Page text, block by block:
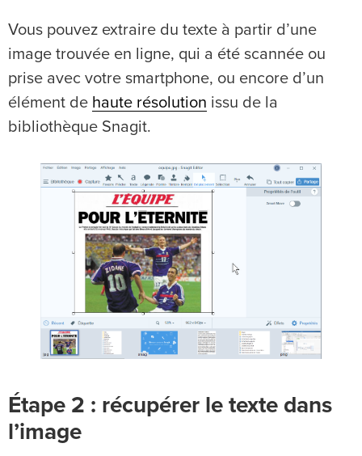
Vous pouvez extraire du texte à partir d’une
image trouvée en ligne, qui a été scannée ou
prise avec votre smartphone, ou encore d’un
élément de haute résolution issu de la
bibliothèque Snagit.
Étape 2 : récupérer le texte dans
l’image